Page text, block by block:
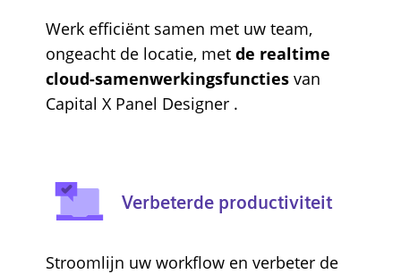
Werk efficiënt samen met uw team,
ongeacht de locatie, met de realtime
cloud-samenwerkingsfuncties van
Capital X Panel Designer .
Verbeterde productiviteit
Stroomlijn uw workflow en verbeter de